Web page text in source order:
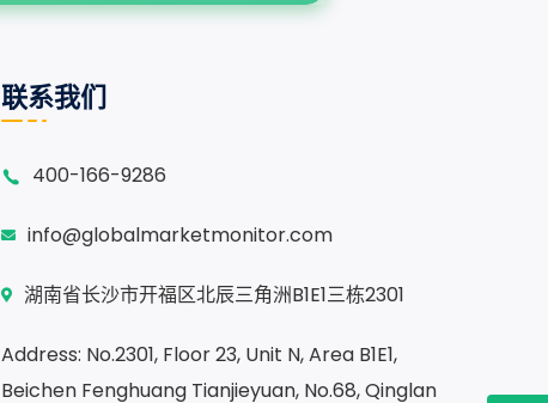
联系我们
400-166-9286
info@globalmarketmonitor.com
湖南省长沙市开福区北辰三角洲B1E1三栋2301
Address: No.2301, Floor 23, Unit N, Area B1E1,
Beichen Fenghuang Tianjieyuan, No.68, Qinglan